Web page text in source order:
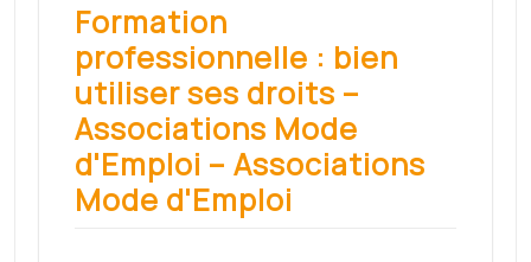
Formation
professionnelle : bien
utiliser ses droits –
Associations Mode
d'Emploi – Associations
Mode d'Emploi